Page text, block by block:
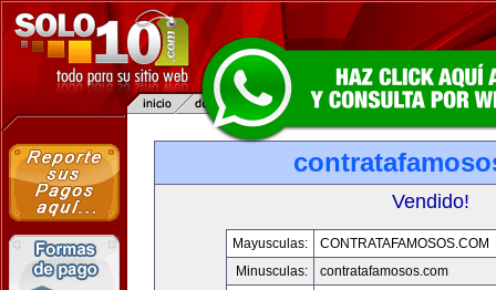
Vendido!
Mayusculas:
CONTRATAFAMOSOS.COM
Minusculas:
contratafamosos.com